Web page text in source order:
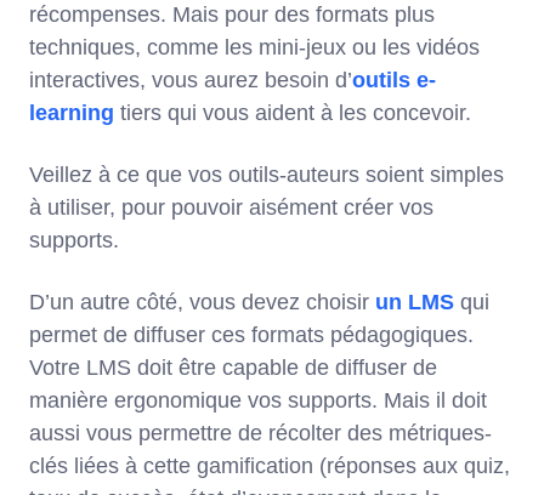
récompenses. Mais pour des formats plus
techniques, comme les mini-jeux ou les vidéos
interactives, vous aurez besoin d’outils e-
learning tiers qui vous aident à les concevoir.
Veillez à ce que vos outils-auteurs soient simples
à utiliser, pour pouvoir aisément créer vos
supports.
D’un autre côté, vous devez choisir un LMS qui
permet de diffuser ces formats pédagogiques.
Votre LMS doit être capable de diffuser de
manière ergonomique vos supports. Mais il doit
aussi vous permettre de récolter des métriques-
clés liées à cette gamification (réponses aux quiz,